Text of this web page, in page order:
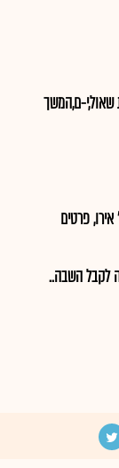
ם,המשך
לקבל השבה..